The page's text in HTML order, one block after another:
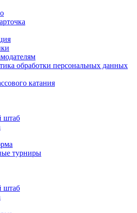
обработки персональных данных
катания
штаб
турниры
штаб